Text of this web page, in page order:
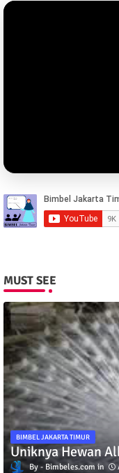
MUST SEE
BIMBEL JAKARTA TIMUR
Uniknya Hewan
Bimbeles.com